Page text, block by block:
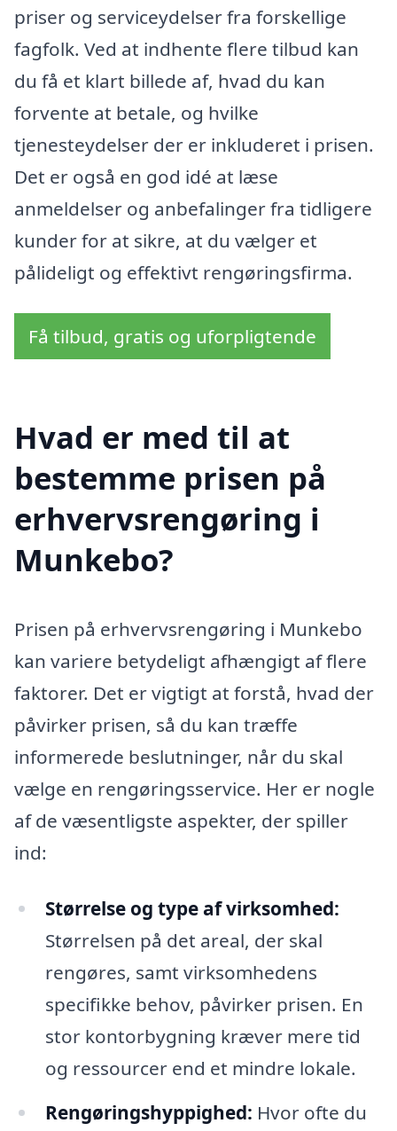
priser og serviceydelser fra forskellige
fagfolk. Ved at indhente flere tilbud kan
du få et klart billede af, hvad du kan
forvente at betale, og hvilke
tjenesteydelser der er inkluderet i prisen.
Det er også en god idé at læse
anmeldelser og anbefalinger fra tidligere
kunder for at sikre, at du vælger et
pålideligt og effektivt rengøringsfirma.
Få tilbud, gratis og uforpligtende
Hvad er med til at
bestemme prisen på
erhvervsrengøring i
Munkebo?
Prisen på erhvervsrengøring i Munkebo
kan variere betydeligt afhængigt af flere
faktorer. Det er vigtigt at forstå, hvad der
påvirker prisen, så du kan træffe
informerede beslutninger, når du skal
vælge en rengøringsservice. Her er nogle
af de væsentligste aspekter, der spiller
ind:
Størrelse og type af virksomhed:
Størrelsen på det areal, der skal
rengøres, samt virksomhedens
specifikke behov, påvirker prisen. En
stor kontorbygning kræver mere tid
og ressourcer end et mindre lokale.
Rengøringshyppighed: Hvor ofte du